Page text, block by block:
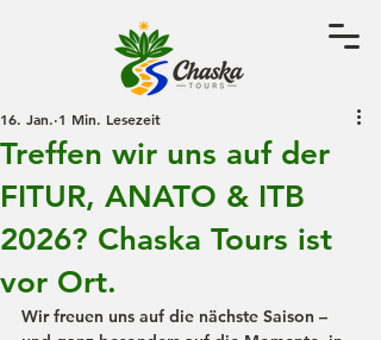
Treffen wir uns auf der
FITUR, ANATO & ITB
2026? Chaska Tours ist
vor Ort.
16. Jan. 1 Min. Lesezeit
Wir freuen uns auf die nächste Saison –